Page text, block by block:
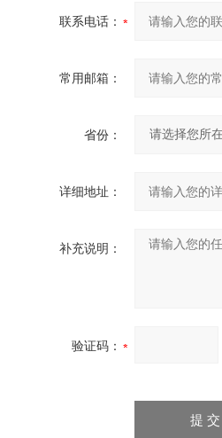
联系电话：
常用邮箱：
省份：
详细地址：
补充说明：
验证码：